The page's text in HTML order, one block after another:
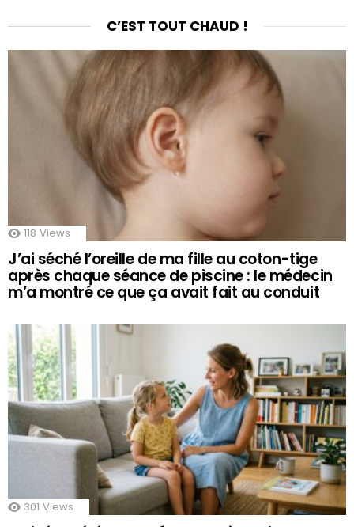
C’EST TOUT CHAUD !
118 Views
J’ai séché l’oreille de ma fille au coton-tige
après chaque séance de piscine : le médecin
m’a montré ce que ça avait fait au conduit
301 Views